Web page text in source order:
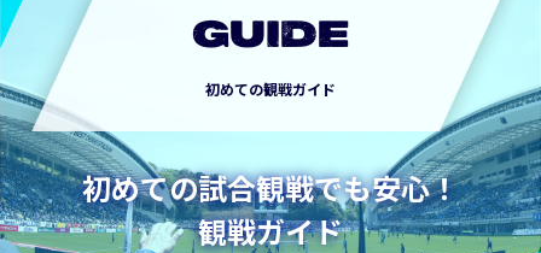
GUIDE
初めての観戦ガイド
初めての試合観戦でも安心！
観戦ガイド